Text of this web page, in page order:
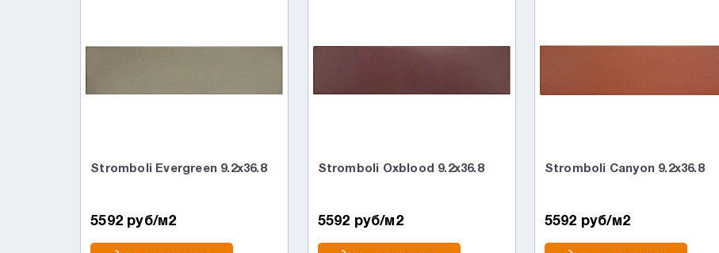
Stromboli Evergreen 9.2x36.8
5592 руб/м2
Stromboli Oxblood 9.2x36.8
5592 руб/м2
Stromboli Canyon 9.2x36.8
5592 руб/м2